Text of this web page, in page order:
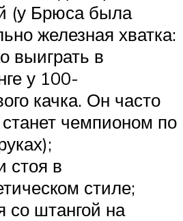
(у Брюса была
железная хватка:
выиграть в
у 100-
качка. Он часто
чемпионом по
стоя в
стиле;
со штангой на